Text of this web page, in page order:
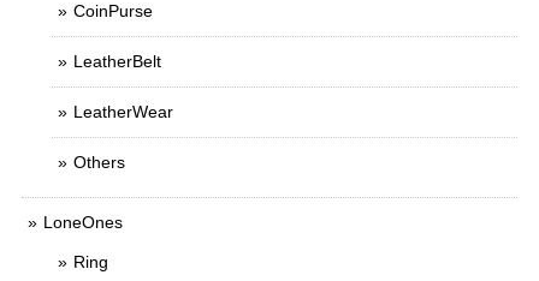
CoinPurse
LeatherBelt
LeatherWear
Others
LoneOnes
Ring